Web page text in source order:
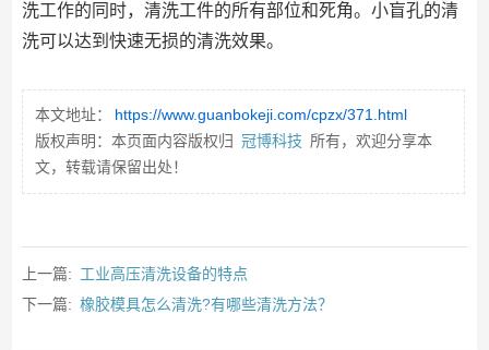
洗工作的同时，清洗工件的所有部位和死角。小盲孔的清
洗可以达到快速无损的清洗效果。
本文地址：
https://www.guanbokeji.com/cpzx/371.html
版权声明：本页面内容版权归 冠博科技 所有，欢迎分享本
文，转载请保留出处！
上一篇: 工业高压清洗设备的特点
下一篇: 橡胶模具怎么清洗?有哪些清洗方法？